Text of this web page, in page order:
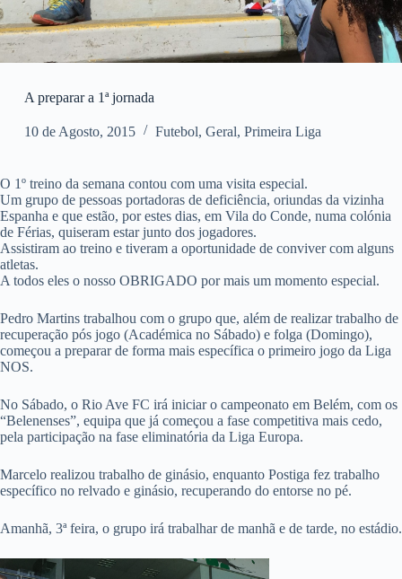
A preparar a 1ª jornada
10 de Agosto, 2015 Futebol, Geral, Primeira Liga
O 1º treino da semana contou com uma visita especial.
Um grupo de pessoas portadoras de deficiência, oriundas da vizinha
Espanha e que estão, por estes dias, em Vila do Conde, numa colónia
de Férias, quiseram estar junto dos jogadores.
Assistiram ao treino e tiveram a oportunidade de conviver com alguns
atletas.
A todos eles o nosso OBRIGADO por mais um momento especial.
Pedro Martins trabalhou com o grupo que, além de realizar trabalho de
recuperação pós jogo (Académica no Sábado) e folga (Domingo),
começou a preparar de forma mais específica o primeiro jogo da Liga
NOS.
No Sábado, o Rio Ave FC irá iniciar o campeonato em Belém, com os
“Belenenses”, equipa que já começou a fase competitiva mais cedo,
pela participação na fase eliminatória da Liga Europa.
Marcelo realizou trabalho de ginásio, enquanto Postiga fez trabalho
específico no relvado e ginásio, recuperando do entorse no pé.
Amanhã, 3ª feira, o grupo irá trabalhar de manhã e de tarde, no estádio.